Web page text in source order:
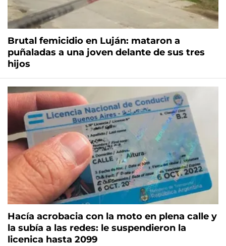
Brutal femicidio en Luján: mataron a
puñaladas a una joven delante de sus tres
hijos
Hacía acrobacia con la moto en plena calle y
la subía a las redes: le suspendieron la
licenica hasta 2099